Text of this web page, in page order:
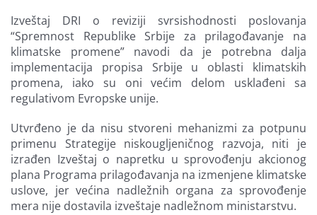
Izveštaj DRI o reviziji svrsishodnosti poslovanja
“Spremnost Republike Srbije za prilagođavanje na
klimatske promene” navodi da je potrebna dalja
implementacija propisa Srbije u oblasti klimatskih
promena, iako su oni većim delom usklađeni sa
regulativom Evropske unije.
Utvrđeno je da nisu stvoreni mehanizmi za potpunu
primenu Strategije niskougljeničnog razvoja, niti je
izrađen Izveštaj o napretku u sprovođenju akcionog
plana Programa prilagođavanja na izmenjene klimatske
uslove, jer većina nadležnih organa za sprovođenje
mera nije dostavila izveštaje nadležnom ministarstvu.